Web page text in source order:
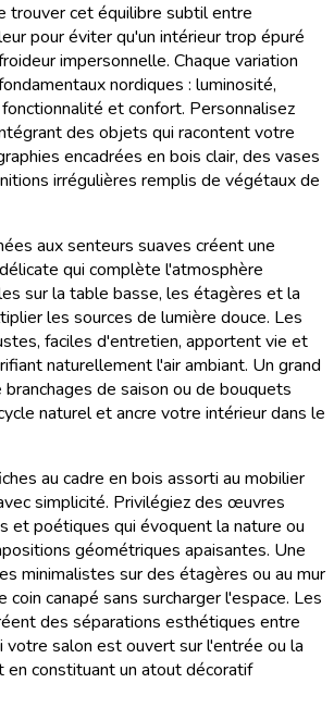
trouver cet équilibre subtil entre
pour éviter qu'un intérieur trop épuré
impersonnelle. Chaque variation
nordiques : luminosité,
et confort. Personnalisez
des objets qui racontent votre
encadrées en bois clair, des vases
irrégulières remplis de végétaux de
aux senteurs suaves créent une
qui complète l'atmosphère
sur la table basse, les étagères et la
les sources de lumière douce. Les
faciles d'entretien, apportent vie et
naturellement l'air ambiant. Un grand
de saison ou de bouquets
naturel et ancre votre intérieur dans le
au cadre en bois assorti au mobilier
simplicité. Privilégiez des œuvres
et poétiques qui évoquent la nature ou
géométriques apaisantes. Une
minimalistes sur des étagères ou au mur
canapé sans surcharger l'espace. Les
des séparations esthétiques entre
votre salon est ouvert sur l'entrée ou la
en constituant un atout décoratif